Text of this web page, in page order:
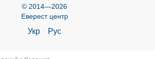
© 2014—2026
Еверест центр
Укр Рус